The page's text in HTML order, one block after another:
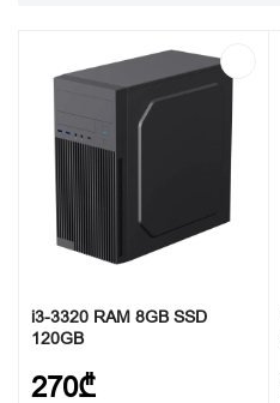
i3-3320 RAM 8GB SSD
120GB
270₾